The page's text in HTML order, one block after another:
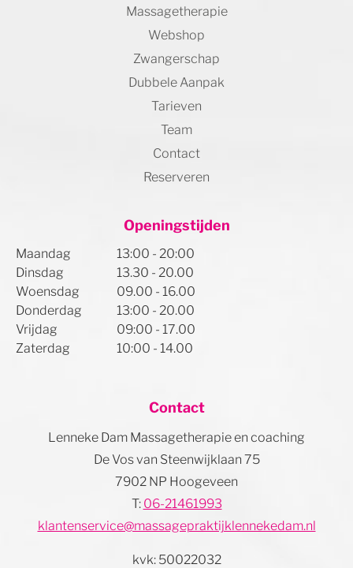
Massagetherapie
Webshop
Zwangerschap
Dubbele Aanpak
Tarieven
Team
Contact
Reserveren
Openingstijden
Maandag
13:00 - 20:00
Dinsdag
13.30 - 20.00
Woensdag
09.00 - 16.00
Donderdag
13:00 - 20.00
Vrijdag
09:00 - 17.00
Zaterdag
10:00 - 14.00
Contact
Lenneke Dam Massagetherapie en coaching
De Vos van Steenwijklaan 75
7902 NP Hoogeveen
T: 06-21461993
klantenservice@massagepraktijklennekedam.nl
kvk: 50022032